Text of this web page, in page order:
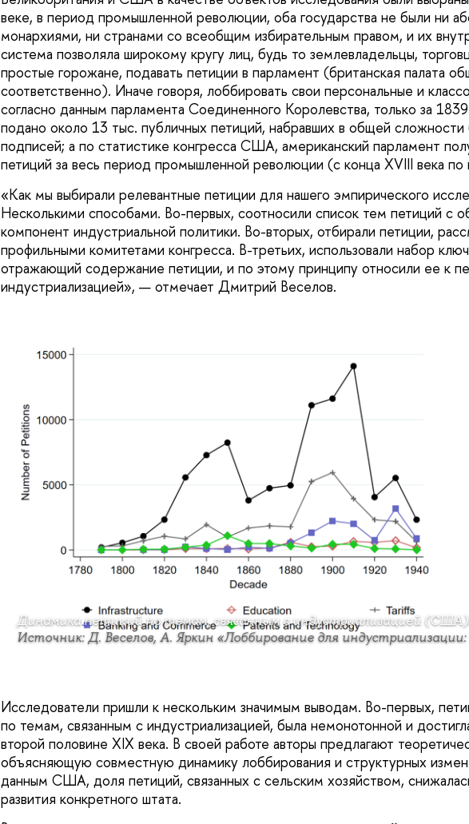
веке, в период промышленной революции, оба государства не были ни
монархиями, ни странами со всеобщим избирательным правом, и их
система позволяла широкому кругу лиц, будь то землевладельцы,
простые горожане, подавать петиции в парламент (британская палата
соответственно). Иначе говоря, лоббировать свои персональные и
согласно данным парламента Соединенного Королевства, только за
подано около 13 тыс. публичных петиций, набравших в общей
подписей; а по статистике конгресса США, американский парламент
петиций за весь период промышленной революции (с конца XVIII века по
«Как мы выбирали релевантные петиции для нашего эмпирического
Несколькими способами. Во-первых, соотносили список тем петиций с
компонент индустриальной политики. Во-вторых, отбирали петиции,
профильными комитетами конгресса. В-третьих, использовали набор
отражающий содержание петиции, и по этому принципу относили ее к
индустриализацией», — отмечает Дмитрий Веселов.
Динамика петиций по темам, связанным с индустриализацией (США).
Источник: Д. Веселов, А. Яркин «Лоббирование для
Исследователи пришли к нескольким значимым выводам. Во-первых,
по темам, связанным с индустриализацией, была немонотонной и
второй половине XIX века. В своей работе авторы предлагают
объясняющую совместную динамику лоббирования и структурных
данным США, доля петиций, связанных с сельским хозяйством,
развития конкретного штата.